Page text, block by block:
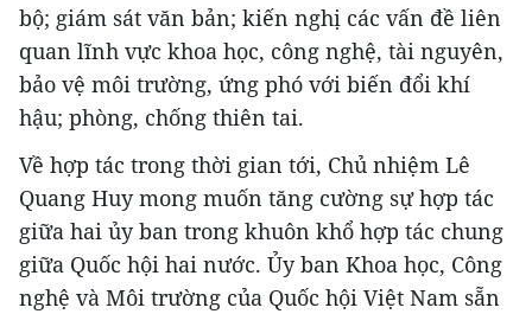
bộ; giám sát văn bản; kiến nghị các vấn đề liên
quan lĩnh vực khoa học, công nghệ, tài nguyên,
bảo vệ môi trường, ứng phó với biến đổi khí
hậu; phòng, chống thiên tai.
Về hợp tác trong thời gian tới, Chủ nhiệm Lê
Quang Huy mong muốn tăng cường sự hợp tác
giữa hai ủy ban trong khuôn khổ hợp tác chung
giữa Quốc hội hai nước. Ủy ban Khoa học, Công
nghệ và Môi trường của Quốc hội Việt Nam sẵn